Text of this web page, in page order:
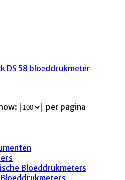
DS 58 bloeddrukmeter
per pagina
Bloeddrukmeters